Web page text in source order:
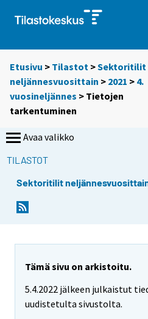
Etusivu > Tilastot >Sektoritilit
neljännesvuosittain > 2021 > 4.
vuosineljännes > Tietojen
tarkentuminen
Avaa valikko
TILASTOT
Sektoritilit
Tämä sivu on arkistoitu.
5.4.2022 jälkeen julkaistut
uudistetulta sivustolta.